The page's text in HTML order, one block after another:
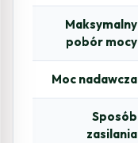
Maksymalny
pobór mocy
Moc nadawcza
Sposób
zasilania